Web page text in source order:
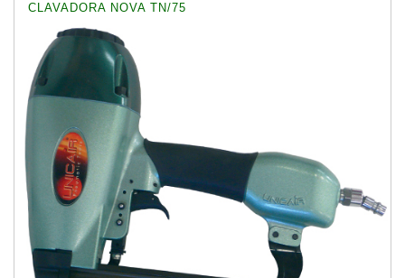
CLAVADORA NOVA TN/75